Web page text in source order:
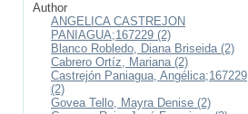
Author
ANGELICA CASTREJON
PANIAGUA;167229 (2)
Blanco Robledo, Diana Briseida (2)
Cabrero Ortíz, Mariana (2)
Castrejón Paniagua, Angélica;167229
(2)
Govea Tello, Mayra Denise (2)